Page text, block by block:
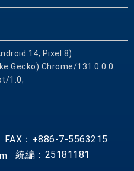
14; Pixel 8)
Gecko) Chrome/131.0.0.0
1.0;
FAX：+886-7-5563215
統編：25181181